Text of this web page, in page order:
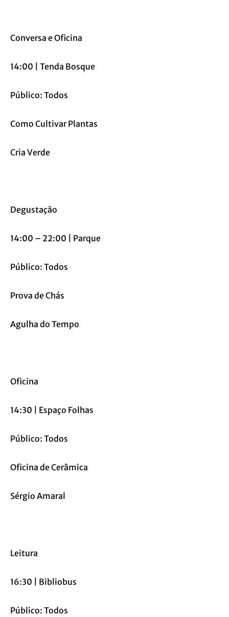
Conversa e Oficina
14:00 | Tenda Bosque
Público: Todos
Como Cultivar Plantas
Cria Verde
Degustação
14:00 – 22:00 | Parque
Público: Todos
Prova de Chás
Agulha do Tempo
Oficina
14:30 | Espaço Folhas
Público: Todos
Oficina de Cerâmica
Sérgio Amaral
Leitura
16:30 | Bibliobus
Público: Todos